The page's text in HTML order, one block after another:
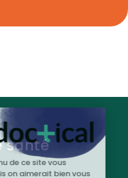
cet atelier centré sur le
santé